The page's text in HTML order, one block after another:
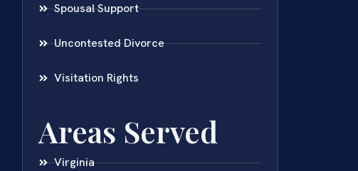
Spousal Support
Uncontested Divorce
Visitation Rights
Areas Served
Virginia